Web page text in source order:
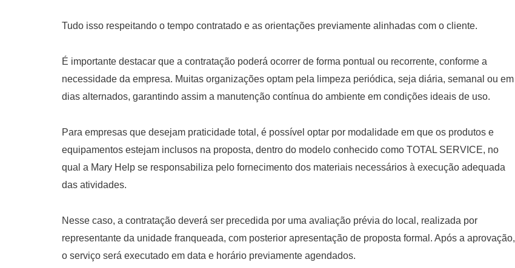
Tudo isso respeitando o tempo contratado e as orientações previamente alinhadas com o cliente.
É importante destacar que a contratação poderá ocorrer de forma pontual ou recorrente, conforme a
necessidade da empresa. Muitas organizações optam pela limpeza periódica, seja diária, semanal ou em
dias alternados, garantindo assim a manutenção contínua do ambiente em condições ideais de uso.
Para empresas que desejam praticidade total, é possível optar por modalidade em que os produtos e
equipamentos estejam inclusos na proposta, dentro do modelo conhecido como TOTAL SERVICE, no
qual a Mary Help se responsabiliza pelo fornecimento dos materiais necessários à execução adequada
das atividades.
Nesse caso, a contratação deverá ser precedida por uma avaliação prévia do local, realizada por
representante da unidade franqueada, com posterior apresentação de proposta formal. Após a aprovação,
o serviço será executado em data e horário previamente agendados.